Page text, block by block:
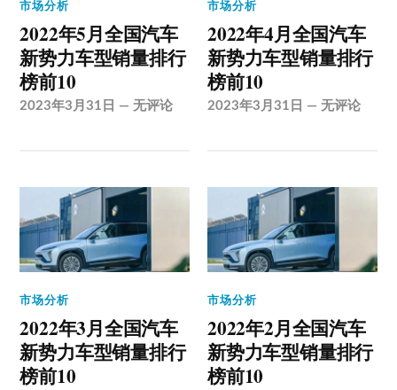
市场分析
2022年5月全国汽车
新势力车型销量排行
榜前10
2023年3月31日 —无评论
市场分析
2022年4月全国汽车
新势力车型销量排行
榜前10
2023年3月31日 —无评论
市场分析
2022年3月全国汽车
新势力车型销量排行
榜前10
市场分析
2022年2月全国汽车
新势力车型销量排行
榜前10